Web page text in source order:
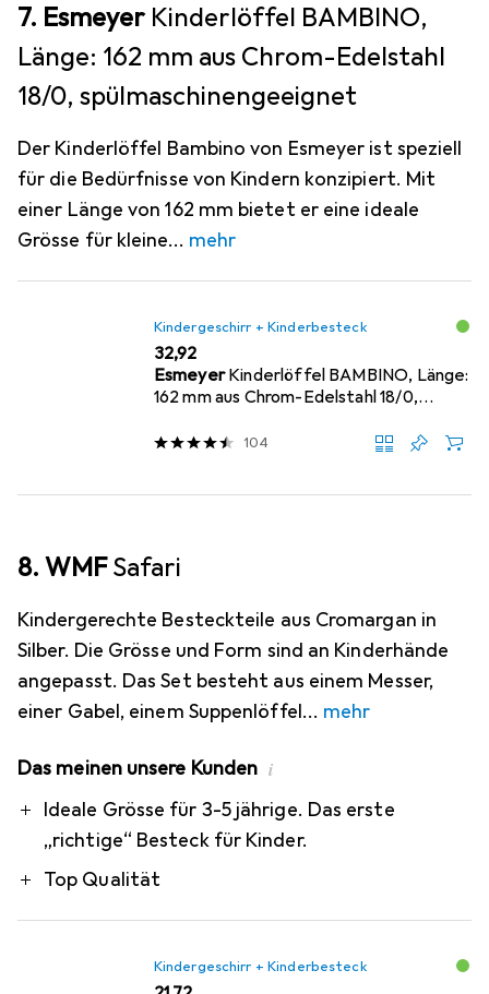
7. EsmeyerKinderlöffel BAMBINO,
Länge: 162 mm aus Chrom-Edelstahl
18/0, spülmaschinengeeignet
Der Kinderlöffel Bambino von Esmeyer ist speziell
für die Bedürfnisse von Kindern konzipiert. Mit
einer Länge von 162 mm bietet er eine ideale
Grösse für kleine
mehr
Kindergeschirr + Kinderbesteck
EUR
32,92
Esmeyer Kinderlöffel BAMBINO, Länge:
162 mm aus Chrom-Edelstahl 18/0,
104
8. WMFSafari
Kindergerechte Besteckteile aus Cromargan in
Silber. Die Grösse und Form sind an Kinderhände
angepasst. Das Set besteht aus einem Messer,
einer Gabel, einem Suppenlöffel
mehr
Das meinen unsere Kunden i
ProIdeale Grösse für 3-5 jährige. Das erste
„richtige“ Besteck für Kinder.
Top Qualität
Kindergeschirr + Kinderbesteck